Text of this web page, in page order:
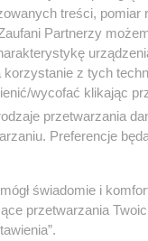
od
treści, pomiar
Partnerzy
z tych
wycofać klikając
przetwarzania
Preferencje
świadomie i
przetwarzania